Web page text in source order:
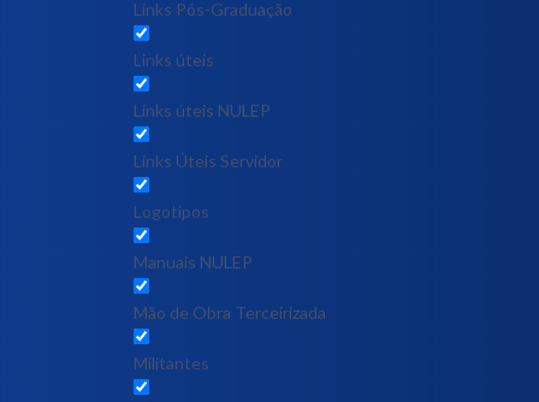
Links Pós-Graduação
Links úteis
Links úteis NULEP
Links Úteis Servidor
Logotipos
Manuais NULEP
Mão de Obra Terceirizada
Militantes